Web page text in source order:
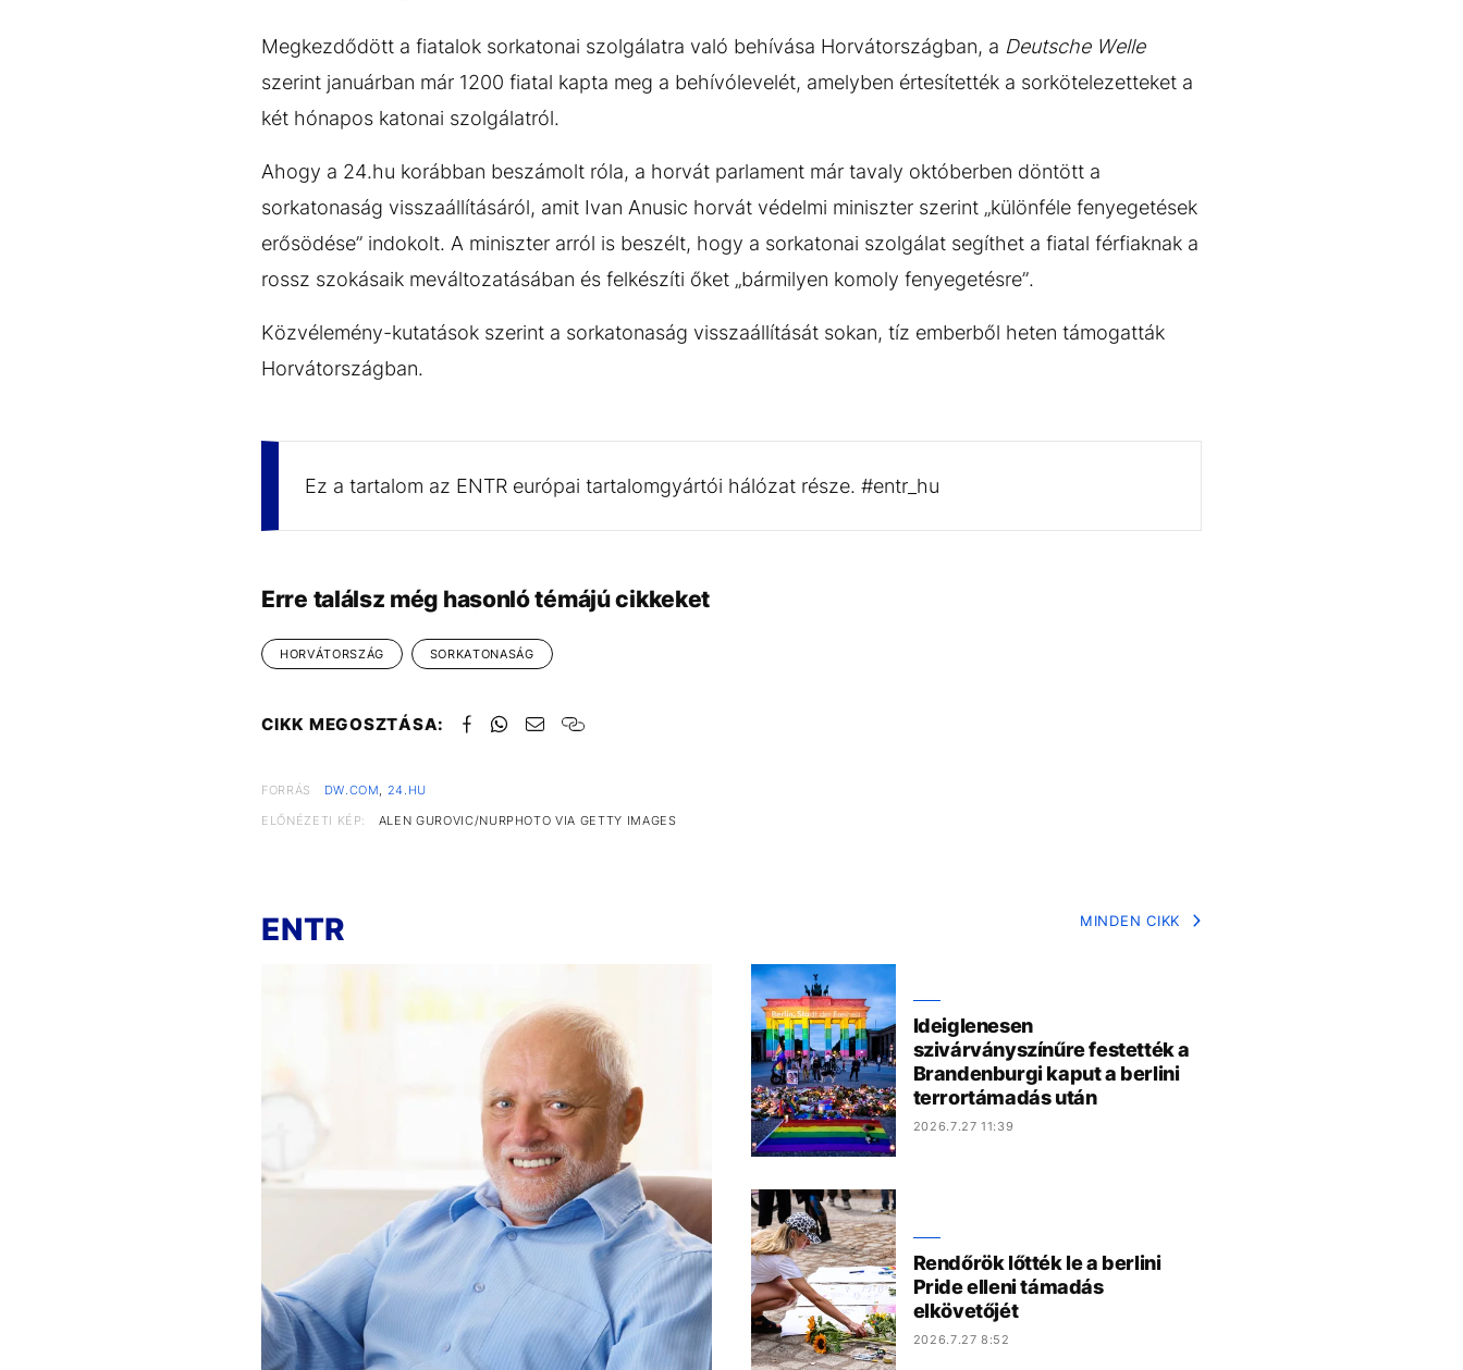
KvízMédiaajánlatImpresszum
Megkezdődött a fiatalok sorkatonai szolgálatra való behívása Horvátországban, a Deutsche Welle
szerint januárban már 1200 fiatal kapta meg a behívólevelét, amelyben értesítették a sorkötelezetteket a
két hónapos katonai szolgálatról.
Ahogy a 24.hu korábban beszámolt róla, a horvát parlament már tavaly októberben döntött a
sorkatonaság visszaállításáról, amit Ivan Anusic horvát védelmi miniszter szerint „különféle fenyegetések
erősödése” indokolt. A miniszter arról is beszélt, hogy a sorkatonai szolgálat segíthet a fiatal férfiaknak a
rossz szokásaik meváltozatásában és felkészíti őket „bármilyen komoly fenyegetésre”.
Közvélemény-kutatások szerint a sorkatonaság visszaállítását sokan, tíz emberből heten támogatták
Horvátországban.
Ez a tartalom az ENTR európai tartalomgyártói hálózat része. #entr_hu
Erre találsz még hasonló témájú cikkeket
HORVÁTORSZÁG SORKATONASÁG
CIKK MEGOSZTÁSA:
FORRÁS DW.COM, 24.HU
ELŐNÉZETI KÉP:
ALEN GUROVIC/NURPHOTO VIA GETTY IMAGES
ENTR MINDEN CIKK
Ideiglenesen
szivárványszínűre festették a
Brandenburgi kaput a berlini
terrortámadás után
2026.7.27 11:39
Rendőrök lőtték le a berlini
Pride elleni támadás
elkövetőjét
2026.7.27 8:52